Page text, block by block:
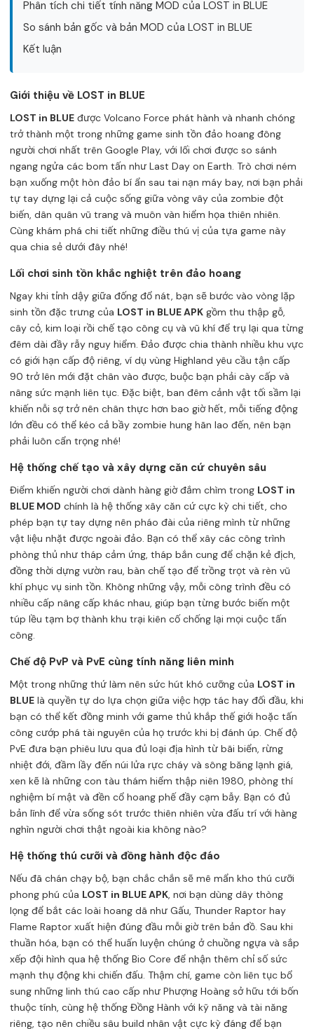
Phân tích chi tiết tính năng MOD của LOST in BLUE
So sánh bản gốc và bản MOD của LOST in BLUE
Kết luận
Giới thiệu về LOST in BLUE
LOST in BLUE được Volcano Force phát hành và nhanh chóng
trở thành một trong những game sinh tồn đảo hoang đông
người chơi nhất trên Google Play, với lối chơi được so sánh
ngang ngửa các bom tấn như Last Day on Earth. Trò chơi ném
bạn xuống một hòn đảo bí ẩn sau tai nạn máy bay, nơi bạn phải
tự tay dựng lại cả cuộc sống giữa vòng vây của zombie đột
biến, dân quân vũ trang và muôn vàn hiểm họa thiên nhiên.
Cùng khám phá chi tiết những điều thú vị của tựa game này
qua chia sẻ dưới đây nhé!
Lối chơi sinh tồn khắc nghiệt trên đảo hoang
Ngay khi tỉnh dậy giữa đống đổ nát, bạn sẽ bước vào vòng lặp
sinh tồn đặc trưng của LOST in BLUE APK gồm thu thập gỗ,
cây cỏ, kim loại rồi chế tạo công cụ và vũ khí để trụ lại qua từng
đêm dài đầy rẫy nguy hiểm. Đảo được chia thành nhiều khu vực
có giới hạn cấp độ riêng, ví dụ vùng Highland yêu cầu tận cấp
90 trở lên mới đặt chân vào được, buộc bạn phải cày cấp và
nâng sức mạnh liên tục. Đặc biệt, ban đêm cảnh vật tối sầm lại
khiến nỗi sợ trở nên chân thực hơn bao giờ hết, mỗi tiếng động
lớn đều có thể kéo cả bầy zombie hung hãn lao đến, nên bạn
phải luôn cẩn trọng nhé!
Hệ thống chế tạo và xây dựng căn cứ chuyên sâu
Điểm khiến người chơi dành hàng giờ đắm chìm trong LOST in
BLUE MOD chính là hệ thống xây căn cứ cực kỳ chi tiết, cho
phép bạn tự tay dựng nên pháo đài của riêng mình từ những
vật liệu nhặt được ngoài đảo. Bạn có thể xây các công trình
phòng thủ như tháp cảm ứng, tháp bắn cung để chặn kẻ địch,
đồng thời dựng vườn rau, bàn chế tạo để trồng trọt và rèn vũ
khí phục vụ sinh tồn. Không những vậy, mỗi công trình đều có
nhiều cấp nâng cấp khác nhau, giúp bạn từng bước biến một
túp lều tạm bợ thành khu trại kiên cố chống lại mọi cuộc tấn
công.
Chế độ PvP và PvE cùng tính năng liên minh
Một trong những thứ làm nên sức hút khó cưỡng của LOST in
BLUE là quyền tự do lựa chọn giữa việc hợp tác hay đối đầu, khi
bạn có thể kết đồng minh với game thủ khắp thế giới hoặc tấn
công cướp phá tài nguyên của họ trước khi bị đánh úp. Chế độ
PvE đưa bạn phiêu lưu qua đủ loại địa hình từ bãi biển, rừng
nhiệt đới, đầm lầy đến núi lửa rực cháy và sông băng lạnh giá,
xen kẽ là những con tàu thám hiểm thập niên 1980, phòng thí
nghiệm bí mật và đền cổ hoang phế đầy cạm bẫy. Bạn có đủ
bản lĩnh để vừa sống sót trước thiên nhiên vừa đấu trí với hàng
nghìn người chơi thật ngoài kia không nào?
Hệ thống thú cưỡi và đồng hành độc đáo
Nếu đã chán chạy bộ, bạn chắc chắn sẽ mê mẩn kho thú cưỡi
phong phú của LOST in BLUE APK, nơi bạn dùng dây thòng
lọng để bắt các loài hoang dã như Gấu, Thunder Raptor hay
Flame Raptor xuất hiện đúng đầu mỗi giờ trên bản đồ. Sau khi
thuần hóa, bạn có thể huấn luyện chúng ở chuồng ngựa và sắp
xếp đội hình qua hệ thống Bio Core để nhận thêm chỉ số sức
mạnh thụ động khi chiến đấu. Thậm chí, game còn liên tục bổ
sung những linh thú cao cấp như Phượng Hoàng sở hữu tới bốn
thuộc tính, cùng hệ thống Đồng Hành với kỹ năng và tài năng
riêng, tạo nên chiều sâu build nhân vật cực kỳ đáng để bạn